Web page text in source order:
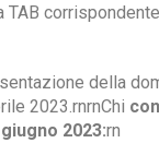
della
2023.rnrnChi
2023:rn